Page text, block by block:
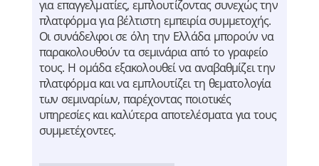
για επαγγελματίες, εμπλουτίζοντας συνεχώς την
πλατφόρμα για βέλτιστη εμπειρία συμμετοχής.
Οι συνάδελφοι σε όλη την Ελλάδα μπορούν να
παρακολουθούν τα σεμινάρια από το γραφείο
τους. Η ομάδα εξακολουθεί να αναβαθμίζει την
πλατφόρμα και να εμπλουτίζει τη θεματολογία
των σεμιναρίων, παρέχοντας ποιοτικές
υπηρεσίες και καλύτερα αποτελέσματα για τους
συμμετέχοντες.